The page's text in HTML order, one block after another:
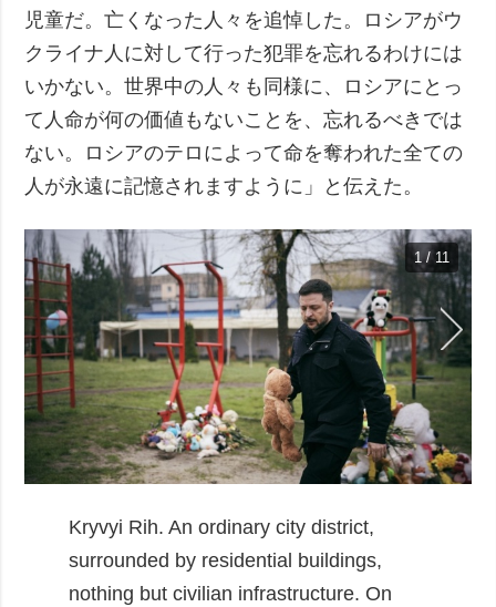
児童だ。亡くなった人々を追悼した。ロシアがウ
クライナ人に対して行った犯罪を忘れるわけには
いかない。世界中の人々も同様に、ロシアにとっ
て人命が何の価値もないことを、忘れるべきでは
ない。ロシアのテロによって命を奪われた全ての
人が永遠に記憶されますように」と伝えた。
1 / 11
Kryvyi Rih. An ordinary city district,
surrounded by residential buildings,
nothing but civilian infrastructure. On